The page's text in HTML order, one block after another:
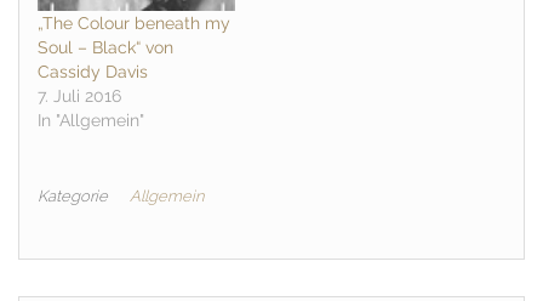
„The Colour beneath my
Soul – Black“ von
Cassidy Davis
7. Juli 2016
In "Allgemein"
Kategorie Allgemein